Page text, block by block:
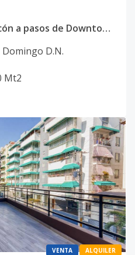
Apartamento 3HB+ balcón a pasos de Downtown center
D.N.
Mt2
VENTA ALQUILER